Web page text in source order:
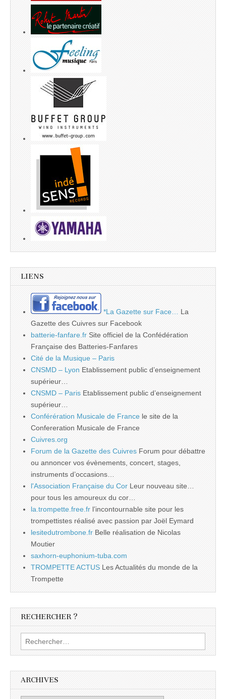
LIENS
*La Gazette sur Face…
La
Gazette des Cuivres sur Facebook
batterie-fanfare.fr Site officiel de la Confédération
Française des Batteries-Fanfares
Cité de la Musique – Paris
CNSMD – Lyon Etablissement public d’enseignement
supérieur…
CNSMD – Paris Etablissement public d’enseignement
supérieur…
Conférération Musicale de France le site de la
Confereration Musicale de France
Cuivres.org
Forum de la Gazette des Cuivres Forum pour débattre
ou annoncer vos évènements, concert, stages,
instruments d’occasions…
l'Association Française du Cor Leur nouveau site…
pour tous les amoureux du cor…
la.trompette.free.fr l’incontournable site pour les
trompettistes réalisé avec passion par Joël Eymard
lesitedutrombone.fr Belle réalisation de Nicolas
Moutier
saxhorn-euphonium-tuba.com
TROMPETTE ACTUS Les Actualités du monde de la
Trompette
RECHERCHER ?
Rechercher :
ARCHIVES